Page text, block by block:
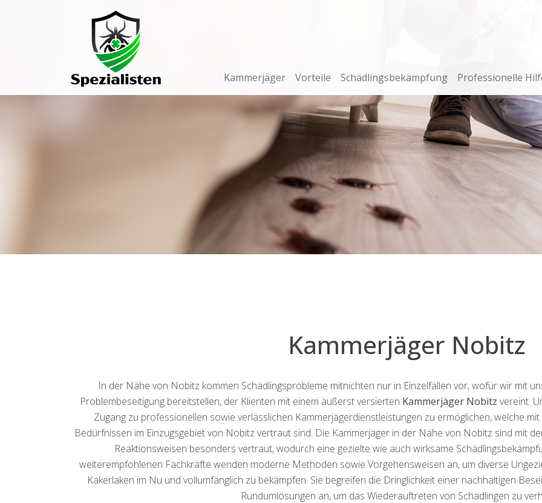
Navigation
Kammerjäger Vorteile Schädlingsbekämpfung Professionelle
Kammerjäger Nobitz
In der Nähe von Nobitz kommen Schädlingsprobleme mitnichten nur in Einzelfällen vor, wofür wir mit
Problembeseitigung bereitstellen, der Klienten mit einem äußerst versierten Kammerjäger Nobitz vereint.
Zugang zu professionellen sowie verlässlichen Kammerjägerdienstleistungen zu ermöglichen, welche
Bedürfnissen im Einzugsgebiet von Nobitz vertraut sind. Die Kammerjäger in der Nähe von Nobitz sind mit
Reaktionsweisen besonders vertraut, wodurch eine gezielte wie auch wirksame
weiterempfohlenen Fachkräfte wenden moderne Methoden sowie Vorgehensweisen an, um diverse
Kakerlaken im Nu und vollumfänglich zu bekämpfen. Sie begreifen die Dringlichkeit einer nachhaltigen
Rundumlösungen an, um das Wiederauftreten von Schädlingen zu